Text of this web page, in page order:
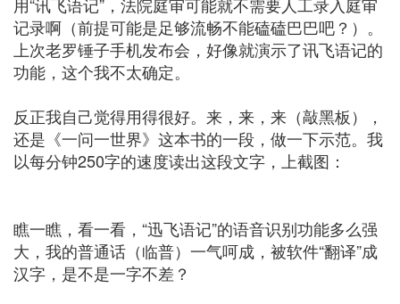
记录啊（前提可能是足够流畅不能磕磕巴巴吧？）。
上次老罗锤子手机发布会，好像就演示了讯飞语记的
功能，这个我不太确定。
反正我自己觉得用得很好。来，来，来（敲黑板），
还是《一问一世界》这本书的一段，做一下示范。我
以每分钟250字的速度读出这段文字，上截图：
瞧一瞧，看一看，“迅飞语记”的语音识别功能多么强
大，我的普通话（临普）一气呵成，被软件“翻译”成
汉字，是不是一字不差？